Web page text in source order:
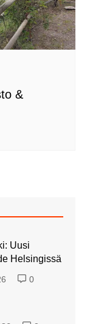
&
Uusi
Helsingissä
0